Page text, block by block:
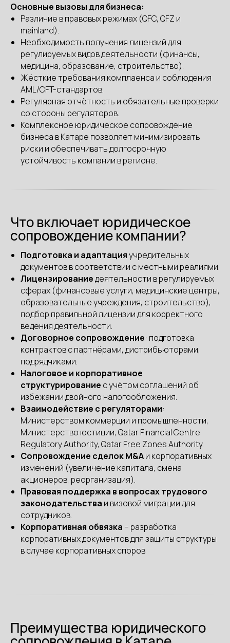
Основные вызовы для бизнеса:
Различие в правовых режимах (QFC, QFZ и
mainland).
Необходимость получения лицензий для
регулируемых видов деятельности (финансы,
медицина, образование, строительство).
Жёсткие требования комплаенса и соблюдения
AML/CFT-стандартов.
Регулярная отчётность и обязательные проверки
со стороны регуляторов.
Комплексное юридическое сопровождение
бизнеса в Катаре позволяет минимизировать
риски и обеспечивать долгосрочную
устойчивость компании в регионе.
Что включает юридическое
сопровождение компании?
Подготовка и адаптацияучредительных
документов в соответствии с местными реалиями.
Лицензированиедеятельности в регулируемых
сферах (финансовые услуги, медицинские центры,
образовательные учреждения, строительство),
подбор правильной лицензии для корректного
ведения деятельности.
Договорное сопровождение: подготовка
контрактов с партнёрами, дистрибьюторами,
подрядчиками.
Налоговое и корпоративное
структурирование с учётом соглашений об
избежании двойного налогообложения.
Взаимодействие с регуляторами:
Министерством коммерции и промышленности,
Министерство юстиции, Qatar Financial Centre
Regulatory Authority, Qatar Free Zones Authority.
Сопровождение сделок M&Aи корпоративных
изменений (увеличение капитала, смена
акционеров, реорганизация).
Правовая поддержка в вопросах трудового
законодательства и визовой миграции для
сотрудников.
Корпоративная обвязка – разработка
корпоративных документов для защиты структуры
в случае корпоративных споров
Преимущества юридического